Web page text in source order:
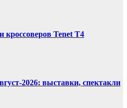
кроссоверов Tenet T4
2026: выставки, спектакли